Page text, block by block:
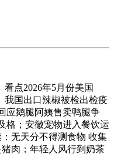
点2026年5月份美国
我国出口辣椒被检出检疫
应鹅腿阿姨售卖鸭腿争
格；安徽宠物进入餐饮运
无天分不得测食物 收集
肉；年轻人风行到奶茶